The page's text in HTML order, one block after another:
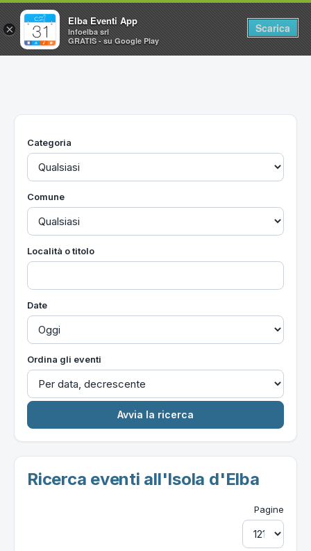
Home
Utilità
Categoria
Comune
Località o titolo
Date
Ordina gli eventi
Ricerca eventi all'Isola d'Elba
Pagine
×
Elba Eventi App
Infoelba srl
GRATIS - su Google Play
Scarica